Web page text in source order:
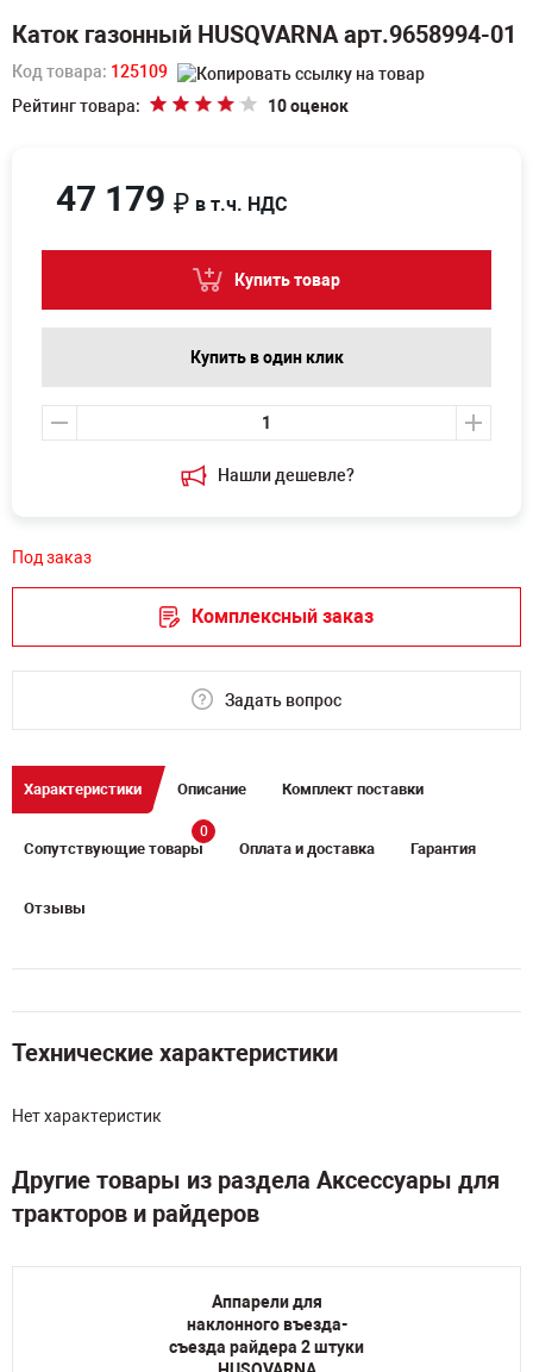
Каток газонный HUSQVARNA арт.9658994-01
Код товара: 125109
Рейтинг товара:
10 оценок
Нашли дешевле?
47 179 ₽ в т.ч. НДС
Купить товар
Купить в один клик
Под заказ
Комплексный заказ
Задать вопрос
Характеристики Описание Комплект поставки
Сопутствующие товары
0
Оплата и доставка Гарантия
Отзывы
Технические характеристики
Нет характеристик
Другие товары из раздела Аксессуары для
тракторов и райдеров
Аппарели для
наклонного въезда-
съезда райдера 2 штуки